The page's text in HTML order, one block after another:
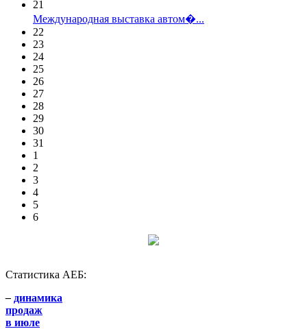
21
Международная выставка автом�...
22
23
24
25
26
27
28
29
30
31
1
2
3
4
5
6
Статистика АЕБ:
– динамика
продаж
в июле